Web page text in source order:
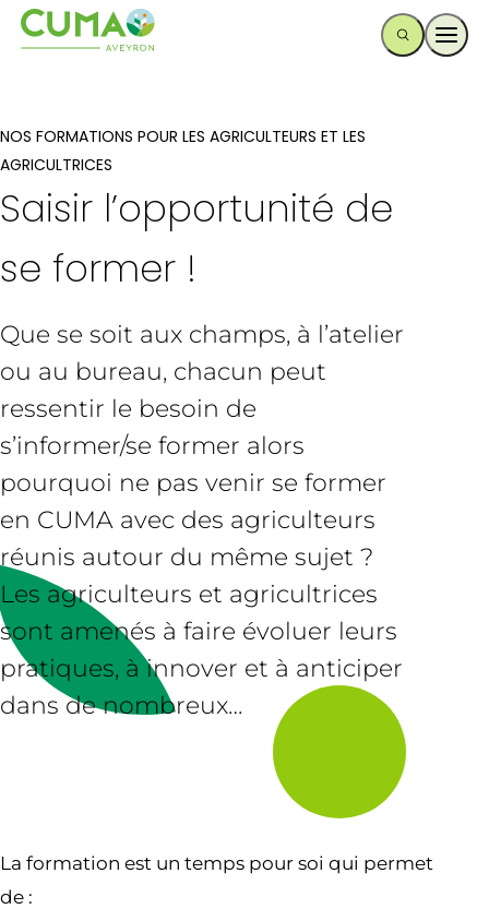
NOS FORMATIONS POUR LES AGRICULTEURS ET LES
AGRICULTRICES
Saisir l’opportunité de
se former !
Que se soit aux champs, à l’atelier
ou au bureau, chacun peut
ressentir le besoin de
s’informer/se former alors
pourquoi ne pas venir se former
en CUMA avec des agriculteurs
réunis autour du même sujet ?
Les agriculteurs et agricultrices
sont amenés à faire évoluer leurs
pratiques, à innover et à anticiper
dans de nombreux…
La formation est un temps pour soi qui permet
de :